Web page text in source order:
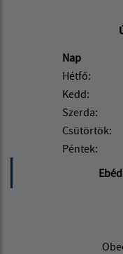
Nap
Hétfő:
Kedd:
Szerda:
Csütörtök:
Péntek: